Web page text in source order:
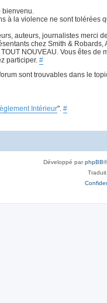
bienvenu.
à la violence ne sont tolérées
auteurs, journalistes merci
chez Smith & Robards,
NOUVEAU. Vous êtes
participer. #
sont trouvables dans le
Intérieur". #
Développé parphpBB